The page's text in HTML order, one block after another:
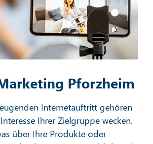
Pforzheim
Internetauftritt gehören
Ihrer Zielgruppe wecken.
über Ihre Produkte oder